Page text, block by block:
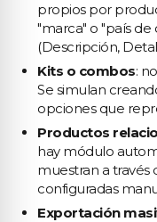
propios por
"marca" o "país
(Descripción,
Kits o combos:
Se simulan
opciones que
Productos
hay módulo
muestran a través
configuradas
Exportación